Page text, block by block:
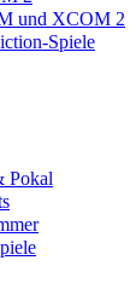
und XCOM 2
Spiele